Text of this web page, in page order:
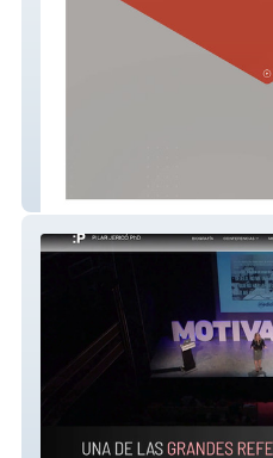
SILVIA LEAL